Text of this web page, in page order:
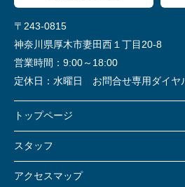
〒243-0815
神奈川県厚木市妻田西１丁目20-8
営業時間： 9:00～18:00
定休日： 水曜日 お問合せ専用ダイヤ
トップページ
スタッフ
アクセスマップ